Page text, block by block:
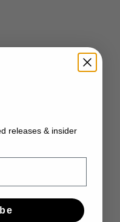
Brits Indische Oceaanterritorium (EUR €)
releases & insider